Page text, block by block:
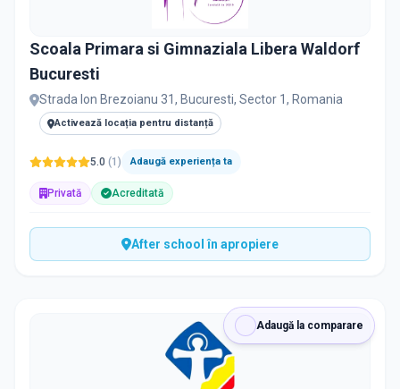
Scoala Primara si Gimnaziala Libera Waldorf
Bucuresti
Strada Ion Brezoianu 31, Bucuresti, Sector 1, Romania
Activează locația pentru distanță
5.0 (1 ) Adaugă experiența ta
Privată Acreditată
After school în apropiere
Adaugă la comparare